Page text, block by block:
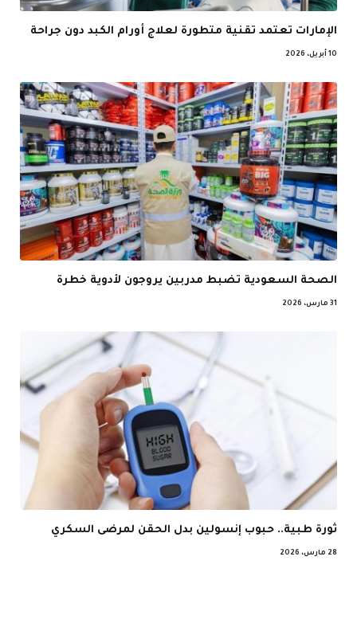
الإمارات تعتمد تقنية متطورة لعلاج أورام الكبد دون جراحة
10 أبريل، 2026
الصحة السعودية تضبط مدربين يروجون لأدوية خطرة
31 مارس، 2026
ثورة طبية.. حبوب إنسولين بدل الحقن لمرضى السكري
28 مارس، 2026